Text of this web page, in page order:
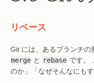
リベース
Git には、あるブランチの
merge と rebase です。
のか」「なぜそんなにも